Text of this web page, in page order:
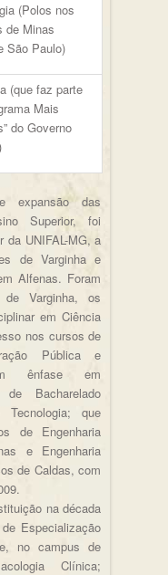
(Polos nos
de Minas
São Paulo)
(que faz parte
Mais
do Governo
expansão das
Superior, foi
da UNIFAL-MG, a
de Varginha e
Alfenas. Foram
Varginha, os
em Ciência
nos cursos de
Pública e
ênfase em
Bacharelado
que
de Engenharia
e Engenharia
de Caldas, com
na década
Especialização
no campus de
Clínica;